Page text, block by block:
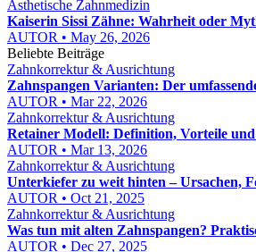
Ästhetische Zahnmedizin
Kaiserin Sissi Zähne: Wahrheit oder
AUTOR • May 26, 2026
Beliebte Beiträge
Zahnkorrektur & Ausrichtung
Zahnspangen Varianten: Der
AUTOR • Mar 22, 2026
Zahnkorrektur & Ausrichtung
Retainer Modell: Definition, Vorteile
AUTOR • Mar 13, 2026
Zahnkorrektur & Ausrichtung
Unterkiefer zu weit hinten – Ursachen,
AUTOR • Oct 21, 2025
Zahnkorrektur & Ausrichtung
Was tun mit alten Zahnspangen?
AUTOR • Dec 27, 2025